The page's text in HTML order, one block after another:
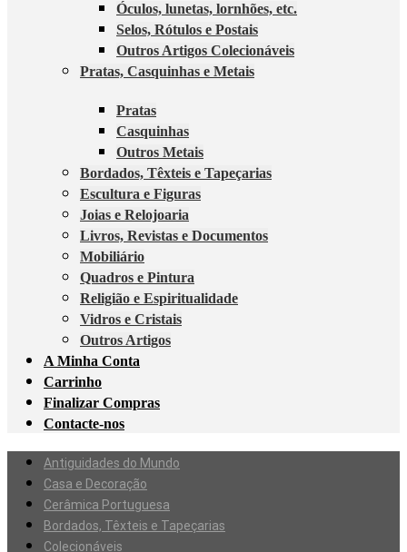
Óculos, lunetas, lornhões, etc.
Selos, Rótulos e Postais
Outros Artigos Colecionáveis
Pratas, Casquinhas e Metais
Pratas
Casquinhas
Outros Metais
Bordados, Têxteis e Tapeçarias
Escultura e Figuras
Joias e Relojoaria
Livros, Revistas e Documentos
Mobiliário
Quadros e Pintura
Religião e Espiritualidade
Vidros e Cristais
Outros Artigos
A Minha Conta
Carrinho
Finalizar Compras
Contacte-nos
Antiguidades do Mundo
Casa e Decoração
Cerâmica Portuguesa
Bordados, Têxteis e Tapeçarias
Colecionáveis